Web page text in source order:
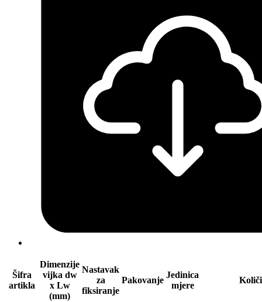
Šifra
artikla
Dimenzije
vijka dw
x Lw
(mm)
Nastavak
za
fiksiranje
Pakovanje
Jedinica
mjere